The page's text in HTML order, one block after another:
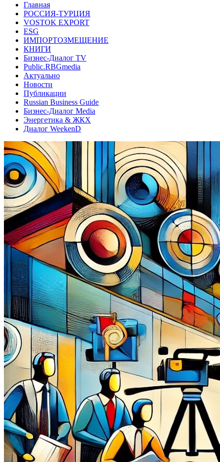
Главная
РОССИЯ-ТУРЦИЯ
VOSTOK EXPORT
ESG
ИМПОРТОЗМЕЩЕНИЕ
КНИГИ
Бизнес-Диалог TV
Public.RBGmedia
Актуально
Новости
Публикации
Russian Business Guide
Бизнес-Диалог Media
Энергетика & ЖКХ
Диалог WeekenD